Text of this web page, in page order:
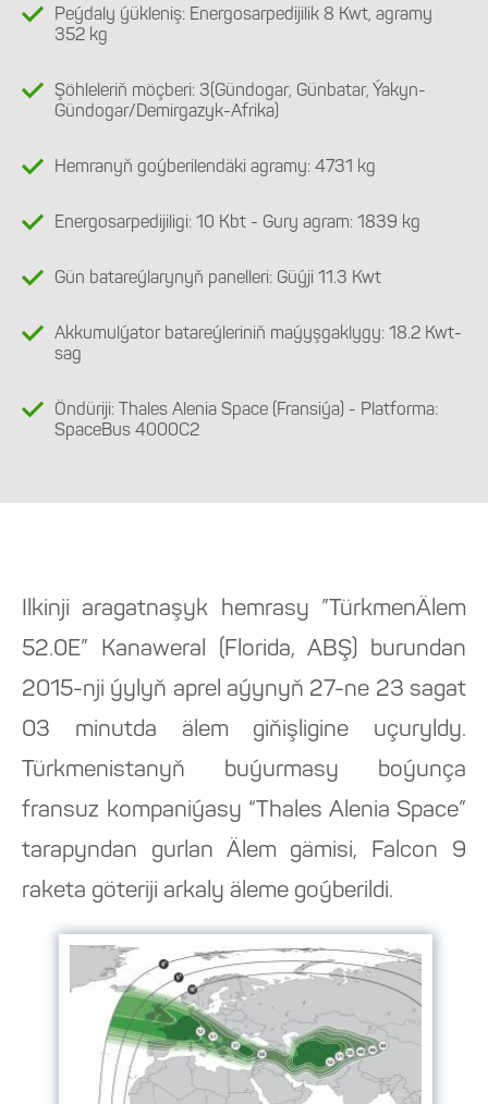
Peýdaly ýükleniş: Energosarpedijilik 8 Kwt, agramy
352 kg
Şöhleleriň möçberi: 3(Gündogar, Günbatar, Ýakyn-
Gündogar/Demirgazyk-Afrika)
Hemranyň goýberilendäki agramy: 4731 kg
Energosarpedijiligi: 10 Kbt - Gury agram: 1839 kg
Gün batareýlarynyň panelleri: Güýji 11.3 Kwt
Akkumulýator batareýleriniň maýyşgaklygy: 18.2 Kwt-
sag
Öndüriji: Thales Alenia Space (Fransiýa) - Platforma:
SpaceBus 4000С2
Ilkinji aragatnaşyk hemrasy ”TürkmenÄlem
52.0E” Kanaweral (Florida, ABŞ) burundan
2015-nji ýylyň aprel aýynyň 27-ne 23 sagat
03 minutda älem giňişligine uçuryldy.
Türkmenistanyň buýurmasy boýunça
fransuz kompaniýasy “Thales Alenia Space”
tarapyndan gurlan Älem gämisi, Falcon 9
raketa göteriji arkaly äleme goýberildi.